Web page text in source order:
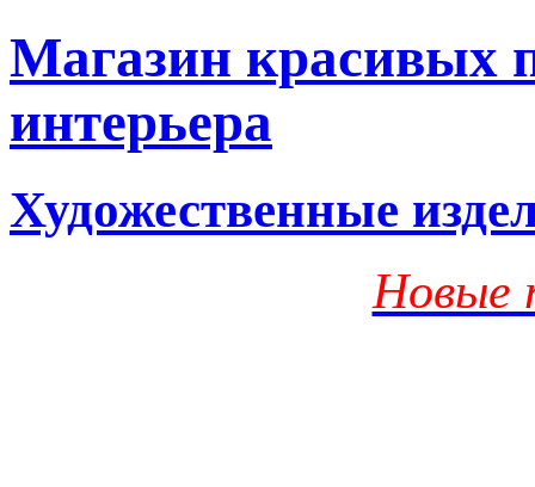
Магазин красивых
интерьера
Художественные
Новые